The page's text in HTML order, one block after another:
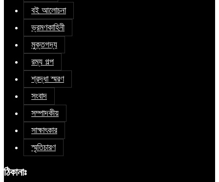
বই আলোচনা
ভ্রমণকাহিনী
মুক্তগদ্য
রম্য গল্প
শ্রদ্ধা স্মরণ
সংবাদ
সম্পাদকীয়
সাক্ষাৎকার
স্মৃতিচারণ
ঠিকানাঃ